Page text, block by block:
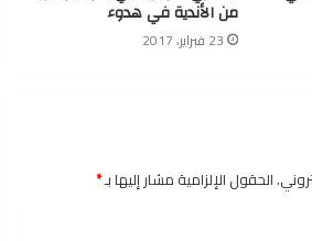
من الأندية في هدوء
23 فبراير، 2017
الحقول الإلزامية مشار إليها بـ*